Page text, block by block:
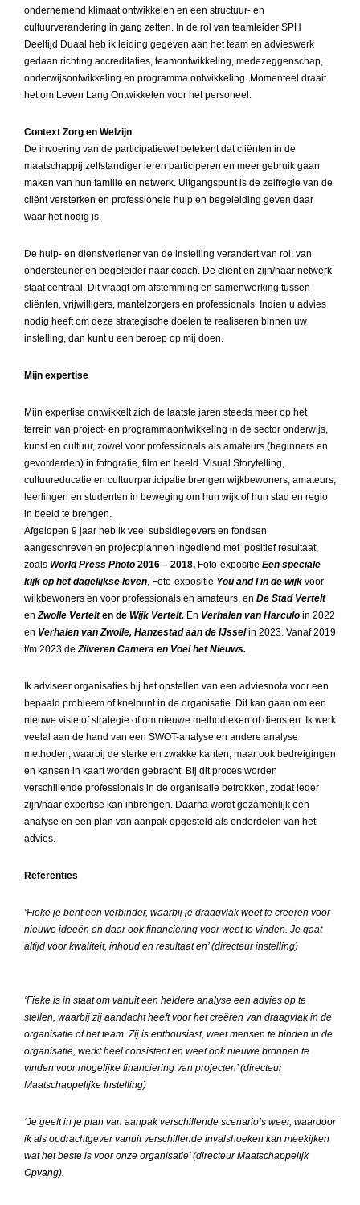
ondernemend klimaat ontwikkelen en een structuur- en
cultuurverandering in gang zetten. In de rol van teamleider SPH
Deeltijd Duaal heb ik leiding gegeven aan het team en advieswerk
gedaan richting accreditaties, teamontwikkeling, medezeggenschap,
onderwijsontwikkeling en programma ontwikkeling. Momenteel draait
het om Leven Lang Ontwikkelen voor het personeel.
Context Zorg en Welzijn
De invoering van de participatiewet betekent dat cliënten in de
maatschappij zelfstandiger leren participeren en meer gebruik gaan
maken van hun familie en netwerk. Uitgangspunt is de zelfregie van de
cliënt versterken en professionele hulp en begeleiding geven daar
waar het nodig is.
De hulp- en dienstverlener van de instelling verandert van rol: van
ondersteuner en begeleider naar coach. De cliënt en zijn/haar netwerk
staat centraal. Dit vraagt om afstemming en samenwerking tussen
cliënten, vrijwilligers, mantelzorgers en professionals. Indien u advies
nodig heeft om deze strategische doelen te realiseren binnen uw
instelling, dan kunt u een beroep op mij doen.
Mijn expertise
Mijn expertise ontwikkelt zich de laatste jaren steeds meer op het
terrein van project- en programmaontwikkeling in de sector onderwijs,
kunst en cultuur, zowel voor professionals als amateurs (beginners en
gevorderden) in fotografie, film en beeld. Visual Storytelling,
cultuureducatie en cultuurparticipatie brengen wijkbewoners, amateurs,
leerlingen en studenten in beweging om hun wijk of hun stad en regio
in beeld te brengen.
Afgelopen 9 jaar heb ik veel subsidiegevers en fondsen
aangeschreven en projectplannen ingediend met positief resultaat,
zoals World Press Photo 2016 – 2018, Foto-expositie Een speciale
kijk op het dagelijkse leven, Foto-expositie You and I in de wijk voor
wijkbewoners en voor professionals en amateurs, en De Stad Vertelt
enZwolle Vertelten de Wijk Vertelt. En Verhalen van Harculo in 2022
en Verhalen van Zwolle, Hanzestad aan de IJsselin 2023. Vanaf 2019
t/m 2023 deZilveren Camera en Voel het Nieuws.
Ik adviseer organisaties bij het opstellen van een adviesnota voor een
bepaald probleem of knelpunt in de organisatie. Dit kan gaan om een
nieuwe visie of strategie of om nieuwe methodieken of diensten. Ik werk
veelal aan de hand van een SWOT-analyse en andere analyse
methoden, waarbij de sterke en zwakke kanten, maar ook bedreigingen
en kansen in kaart worden gebracht. Bij dit proces worden
verschillende professionals in de organisatie betrokken, zodat ieder
zijn/haar expertise kan inbrengen. Daarna wordt gezamenlijk een
analyse en een plan van aanpak opgesteld als onderdelen van het
advies.
Referenties
‘Fieke je bent een verbinder, waarbij je draagvlak weet te creëren voor
nieuwe ideeën en daar ook financiering voor weet te vinden. Je gaat
altijd voor kwaliteit, inhoud en resultaat en’ (directeur instelling)
‘Fieke is in staat om vanuit een heldere analyse een advies op te
stellen, waarbij zij aandacht heeft voor het creëren van draagvlak in de
organisatie of het team. Zij is enthousiast, weet mensen te binden in de
organisatie, werkt heel consistent en weet ook nieuwe bronnen te
vinden voor mogelijke financiering van projecten’ (directeur
Maatschappelijke Instelling)
‘Je geeft in je plan van aanpak verschillende scenario’s weer, waardoor
ik als opdrachtgever vanuit verschillende invalshoeken kan meekijken
wat het beste is voor onze organisatie’ (directeur Maatschappelijk
Opvang).